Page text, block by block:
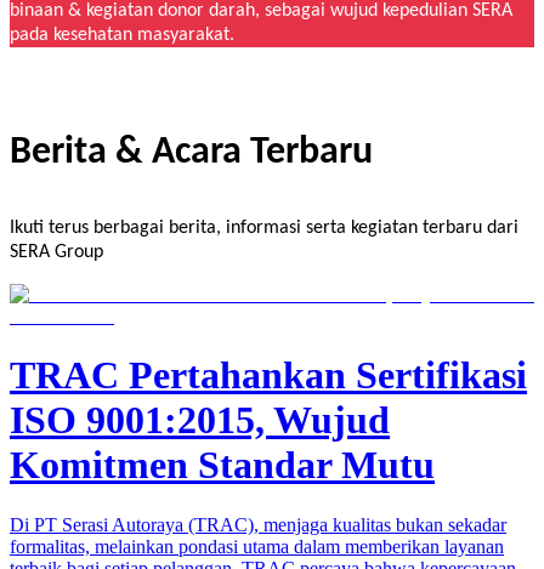
binaan & kegiatan donor darah, sebagai wujud kepedulian SERA
pada kesehatan masyarakat.
Berita & Acara Terbaru
Ikuti terus berbagai berita, informasi serta kegiatan terbaru dari
SERA Group
TRAC Pertahankan Sertifikasi
ISO 9001:2015, Wujud
Komitmen Standar Mutu
Di PT Serasi Autoraya (TRAC), menjaga kualitas bukan sekadar
formalitas, melainkan pondasi utama dalam memberikan layanan